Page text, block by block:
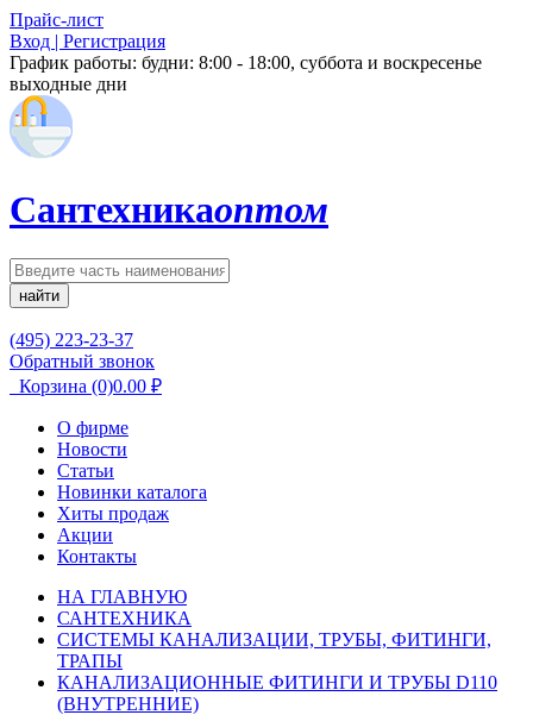
Прайс-лист
Вход | Регистрация
График работы: будни: 8:00 - 18:00, суббота и воскресенье
выходные дни
Сантехникаоптом
найти
(495) 223-23-37
Обратный звонок
Корзина (0)0.00 ₽
О фирме
Новости
Статьи
Новинки каталога
Хиты продаж
Акции
Контакты
НА ГЛАВНУЮ
САНТЕХНИКА
СИСТЕМЫ КАНАЛИЗАЦИИ, ТРУБЫ, ФИТИНГИ,
ТРАПЫ
КАНАЛИЗАЦИОННЫЕ ФИТИНГИ И ТРУБЫ D110
(ВНУТРЕННИЕ)